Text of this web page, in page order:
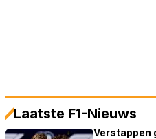
Laatste F1-Nieuws
Verstappen